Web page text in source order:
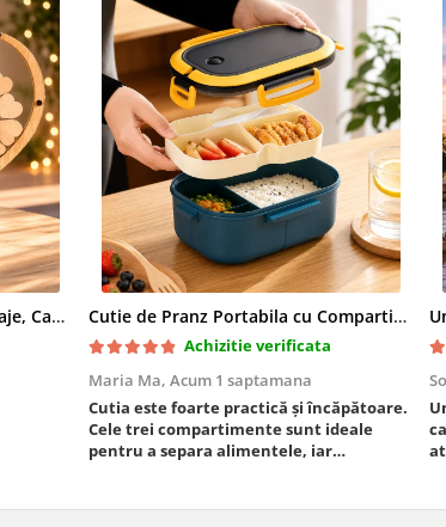
Suport decorativ inima cu mesaje, Cadou cu suflet Cutie de Pranz Portabila cu Compartimente
Achizitie verificata
Maria Ma, Acum 1 saptamana
Cutia este foarte practică și încăpătoare.
Cele trei compartimente sunt ideale
pentru a separa alimentele, iar
foarte mulțumită.